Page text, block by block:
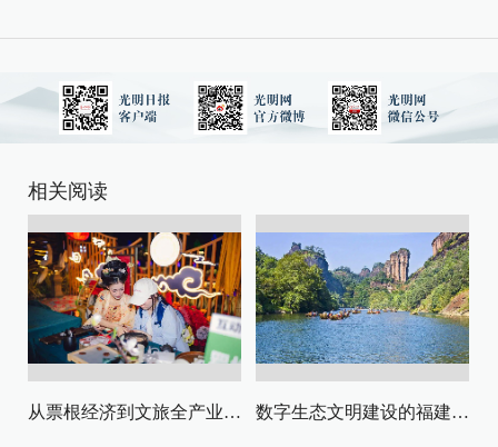
相关阅读
从票根经济到文旅全产业链升级 数字生态文明建设的福建路径与启示